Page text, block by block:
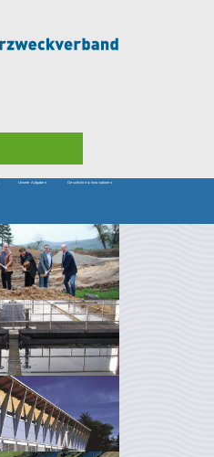
Unsere Aufgaben Geschichte & Innovationen